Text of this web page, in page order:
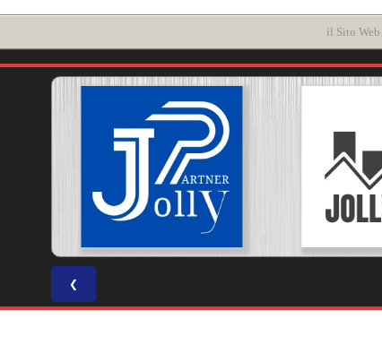
il Sito Web
❮